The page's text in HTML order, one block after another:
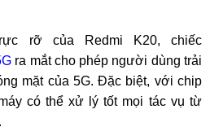
rỡ của Redmi K20, chiếc
ra mắt cho phép người dùng trải
mặt của 5G. Đặc biệt, với chip
có thể xử lý tốt mọi tác vụ từ